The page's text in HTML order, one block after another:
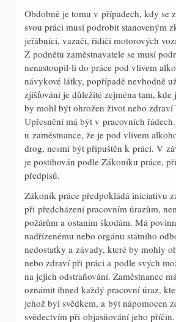
Obdobně je tomu v případech, kdy se
svou práci musí podrobit stanoveným
jeřábníci, vazači, řidiči motorových
Z podnětu zaměstnavatele se musí
nenastoupil-li do práce pod vlivem
návykové látky, popřípadě nevhodně
zjišťování je důležité zejména tam,
by mohl být ohrožen život nebo
Upřesnění má být v pracovních
u zaměstnance, že je pod vlivem
drog, nesmí být připuštěn k práci. V
je postihován podle Zákoníku práce,
předpisů.
Zákoník práce předpokládá iniciativu
při předcházení pracovním úrazům,
požárům a ostaním škodám. Má
nadřízenému nebo orgánu státního
nedostatky a závady, které by mohly
nebo zdraví při práci a podle svých
na jejich odstraňování. Zaměstnanec
oznámit ihned každý pracovní úraz,
jehož byl svědkem, a být nápomocen
svědectvím při objasňování jeho příčin.